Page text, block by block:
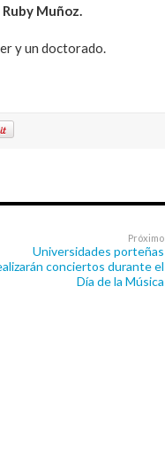
Ruby Muñoz.
y un doctorado.
Próximo
Universidades porteñas
conciertos durante el
Día de la Música